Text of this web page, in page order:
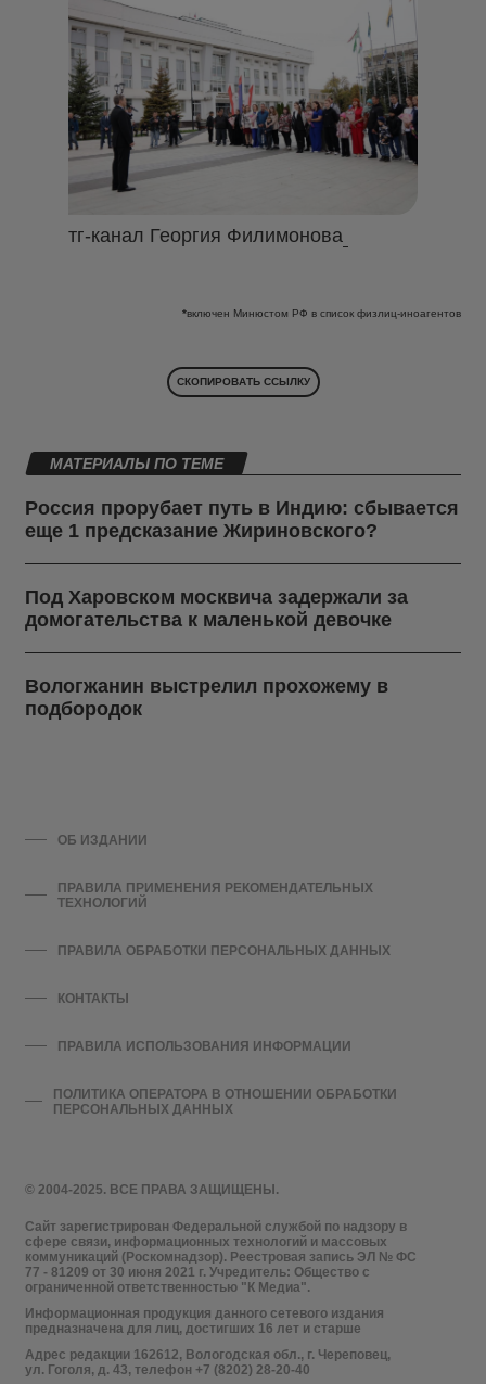
тг-канал Георгия Филимонова
*включен Минюстом РФ в список физлиц-иноагентов
СКОПИРОВАТЬ ССЫЛКУ
МАТЕРИАЛЫ ПО ТЕМЕ
Россия прорубает путь в Индию: сбывается
еще 1 предсказание Жириновского?
Под Харовском москвича задержали за
домогательства к маленькой девочке
Вологжанин выстрелил прохожему в
подбородок
© 2004-2025. ВСЕ ПРАВА ЗАЩИЩЕНЫ.
Сайт зарегистрирован Федеральной службой по надзору в
сфере связи, информационных технологий и массовых
коммуникаций (Роскомнадзор). Реестровая запись ЭЛ № ФС
77 - 81209 от 30 июня 2021 г. Учредитель: Общество с
ограниченной ответственностью "К Медиа".
Информационная продукция данного сетевого издания
предназначена для лиц, достигших 16 лет и старше
Адрес редакции 162612, Вологодская обл., г. Череповец,
ул. Гоголя, д. 43, телефон +7 (8202) 28-20-40
ОБ ИЗДАНИИ
ПРАВИЛА ПРИМЕНЕНИЯ РЕКОМЕНДАТЕЛЬНЫХ
ТЕХНОЛОГИЙ
ПРАВИЛА ОБРАБОТКИ ПЕРСОНАЛЬНЫХ ДАННЫХ
КОНТАКТЫ
ПРАВИЛА ИСПОЛЬЗОВАНИЯ ИНФОРМАЦИИ
ПОЛИТИКА ОПЕРАТОРА В ОТНОШЕНИИ ОБРАБОТКИ
ПЕРСОНАЛЬНЫХ ДАННЫХ